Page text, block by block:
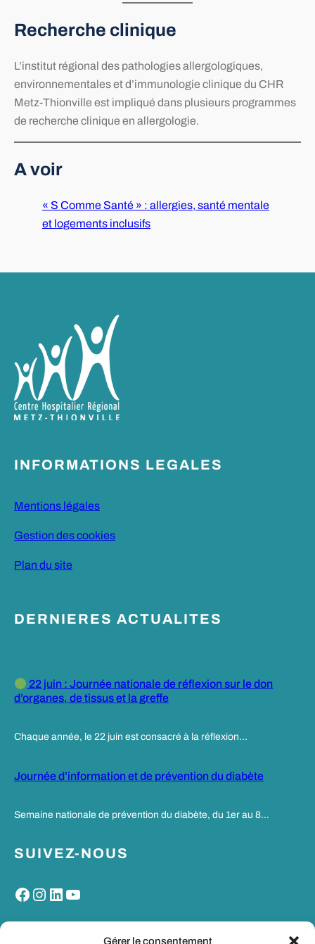
Gérer le consentement
Recherche clinique
L’institut régional des pathologies allergologiques,
environnementales et d’immunologie clinique du CHR
Metz-Thionville est impliqué dans plusieurs programmes
de recherche clinique en allergologie.
A voir
« S Comme Santé » : allergies, santé mentale
et logements inclusifs
INFORMATIONS LEGALES
Mentions légales
Gestion des cookies
Plan du site
DERNIERES ACTUALITES
22 juin : Journée nationale de réflexion sur le don
d’organes, de tissus et la greffe
Chaque année, le 22 juin est consacré à la réflexion…
Journée d’information et de prévention du diabète
Semaine nationale de prévention du diabète, du 1er au 8…
SUIVEZ-NOUS
Facebook Instagram LinkedIn YouTube
MON PORTAIL SANTE